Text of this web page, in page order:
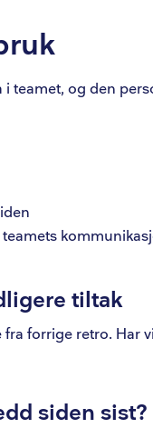
teamet, og den
tiltak
forrige retro. Har
siden sist?